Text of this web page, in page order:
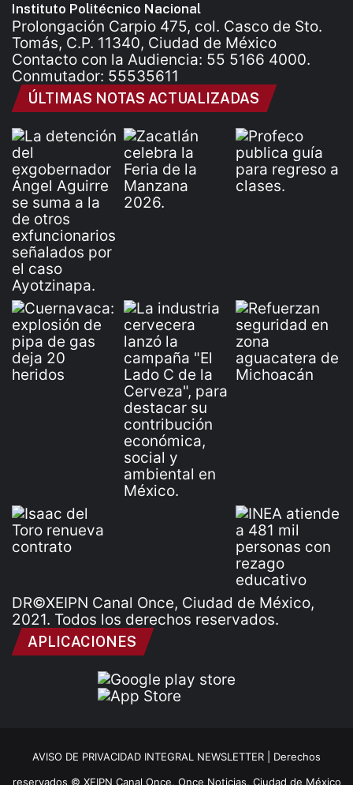
Instituto Politécnico Nacional
Prolongación Carpio 475, col. Casco de Sto.
Tomás, C.P. 11340, Ciudad de México
Contacto con la Audiencia: 55 5166 4000.
Conmutador: 55535611
ÚLTIMAS NOTAS ACTUALIZADAS
DR©XEIPN Canal Once, Ciudad de México,
2021. Todos los derechos reservados.
APLICACIONES
AVISO DE PRIVACIDAD INTEGRAL NEWSLETTER | Derechos
reservados © XEIPN Canal Once, Once Noticias, Ciudad de México